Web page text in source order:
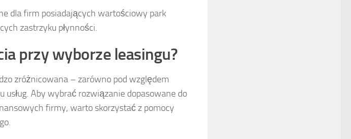
dla firm posiadających wartościowy park
zastrzyku płynności.
przy wyborze leasingu?
zróżnicowana – zarówno pod względem
Aby wybrać rozwiązanie dopasowane do
firmy, warto skorzystać z pomocy